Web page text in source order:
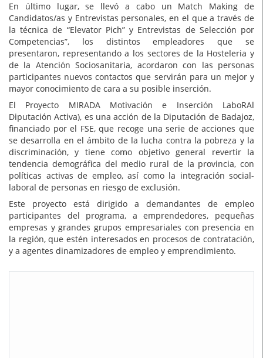
En último lugar, se llevó a cabo un Match Making de
Candidatos/as y Entrevistas personales, en el que a través de
la técnica de “Elevator Pich” y Entrevistas de Selección por
Competencias”, los distintos empleadores que se
presentaron, representando a los sectores de la Hosteleria y
de la Atención Sociosanitaria, acordaron con las personas
participantes nuevos contactos que servirán para un mejor y
mayor conocimiento de cara a su posible inserción.
El Proyecto MIRADA Motivación e Inserción LaboRAl
Diputación Activa), es una acción de la Diputación de Badajoz,
financiado por el FSE, que recoge una serie de acciones que
se desarrolla en el ámbito de la lucha contra la pobreza y la
discriminación, y tiene como objetivo general revertir la
tendencia demográfica del medio rural de la provincia, con
políticas activas de empleo, así como la integración social-
laboral de personas en riesgo de exclusión.
Este proyecto está dirigido a demandantes de empleo
participantes del programa, a emprendedores, pequeñas
empresas y grandes grupos empresariales con presencia en
la región, que estén interesados en procesos de contratación,
y a agentes dinamizadores de empleo y emprendimiento.